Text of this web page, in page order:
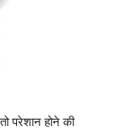
परेशान होने की